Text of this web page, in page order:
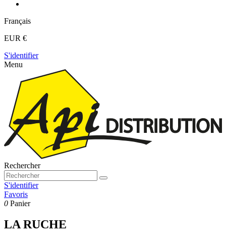
Français
EUR €
S'identifier
Menu
Rechercher
S'identifier
Favoris
0 Panier
LA RUCHE